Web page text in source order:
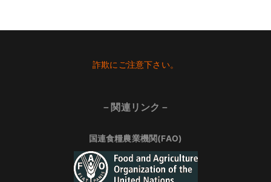
詐欺にご注意下さい。
－関連リンク－
国連食糧農業機関(FAO)